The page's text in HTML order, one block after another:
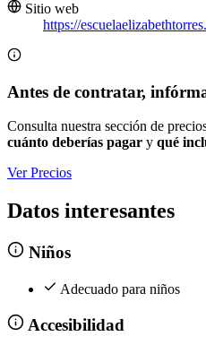
Sitio web
https://
Antes de contratar,
Consulta nuestra sección de
cuánto deberías pagar y qué
Ver Precios
Datos interesantes
Niños
Adecuado para niños
Accesibilidad